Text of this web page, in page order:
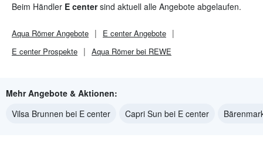
Beim Händler E centersind aktuell alle Angebote abgelaufen.
Aqua RömerAngebote E centerAngebote
E centerProspekte Aqua Römer bei REWE
Mehr Angebote & Aktionen:
Vilsa Brunnen bei E center
Capri Sun bei E center